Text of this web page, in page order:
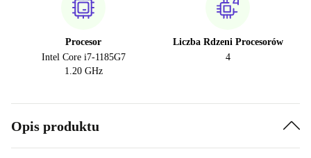
Procesor
Intel Core i7-1185G7
1.20 GHz
Liczba Rdzeni Procesorów
4
Opis produktu